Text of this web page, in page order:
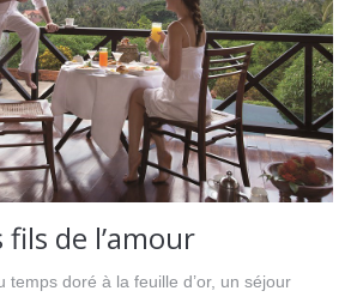
fils de l’amour
temps doré à la feuille d’or, un séjour